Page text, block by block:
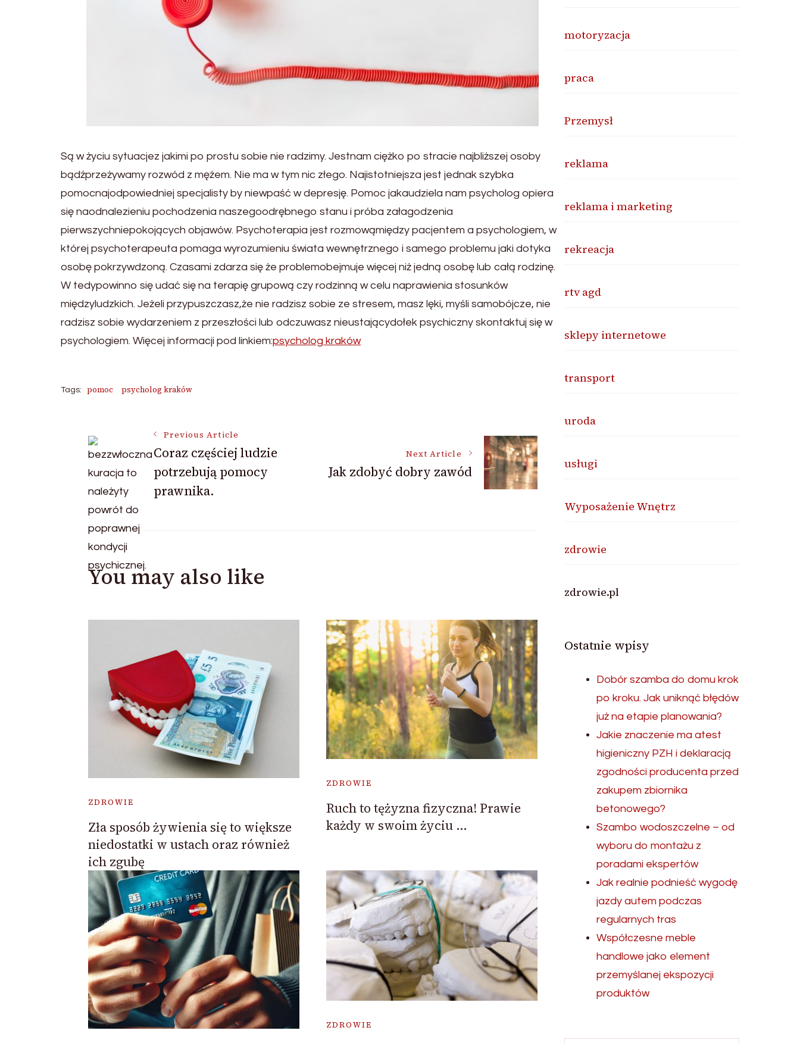
Są w życiu sytuacjez jakimi po prostu sobie nie radzimy. Jestnam ciężko po stracie najbliższej osoby
bądźprzeżywamy rozwód z mężem. Nie ma w tym nic złego. Najistotniejsza jest jednak szybka
pomocnajodpowiedniej specjalisty by niewpaść w depresję. Pomoc jakaudziela nam psycholog opiera
się naodnalezieniu pochodzenia naszegoodrębnego stanu i próba załagodzenia
pierwszychniepokojących objawów. Psychoterapia jest rozmowąmiędzy pacjentem a psychologiem, w
której psychoterapeuta pomaga wyrozumieniu świata wewnętrznego i samego problemu jaki dotyka
osobę pokrzywdzoną. Czasami zdarza się że problemobejmuje więcej niż jedną osobę lub całą rodzinę.
W tedypowinno się udać się na terapię grupową czy rodzinną w celu naprawienia stosunków
międzyludzkich. Jeżeli przypuszczasz,że nie radzisz sobie ze stresem, masz lęki, myśli samobójcze, nie
radzisz sobie wydarzeniem z przeszłości lub odczuwasz nieustającydołek psychiczny skontaktuj się w
psychologiem. Więcej informacji pod linkiem:psycholog kraków
Tags: pomoc psycholog kraków
Post
Navigation
Previous Article
Coraz częściej ludzie
potrzebują pomocy
prawnika.
Next Article
Jak zdobyć dobry zawód
You may also like
ZDROWIE
Zła sposób żywienia się to większe
niedostatki w ustach oraz również
ich zgubę
ZDROWIE
Ruch to tężyzna fizyczna! Prawie
każdy w swoim życiu …
ZDROWIE
motoryzacja
praca
Przemysł
reklama
reklama i marketing
rekreacja
rtv agd
sklepy internetowe
transport
uroda
usługi
Wyposażenie Wnętrz
zdrowie
zdrowie.pl
Ostatnie wpisy
Dobór szamba do domu krok
po kroku. Jak uniknąć błędów
już na etapie planowania?
Jakie znaczenie ma atest
higieniczny PZH i deklaracją
zgodności producenta przed
zakupem zbiornika
betonowego?
Szambo wodoszczelne – od
wyboru do montażu z
poradami ekspertów
Jak realnie podnieść wygodę
jazdy autem podczas
regularnych tras
Współczesne meble
handlowe jako element
przemyślanej ekspozycji
produktów